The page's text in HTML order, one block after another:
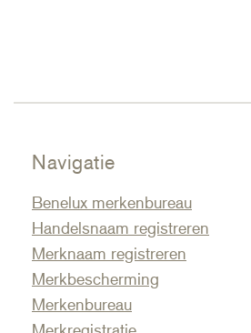
Navigatie
Benelux merkenbureau
Handelsnaam registreren
Merknaam registreren
Merkbescherming
Merkenbureau